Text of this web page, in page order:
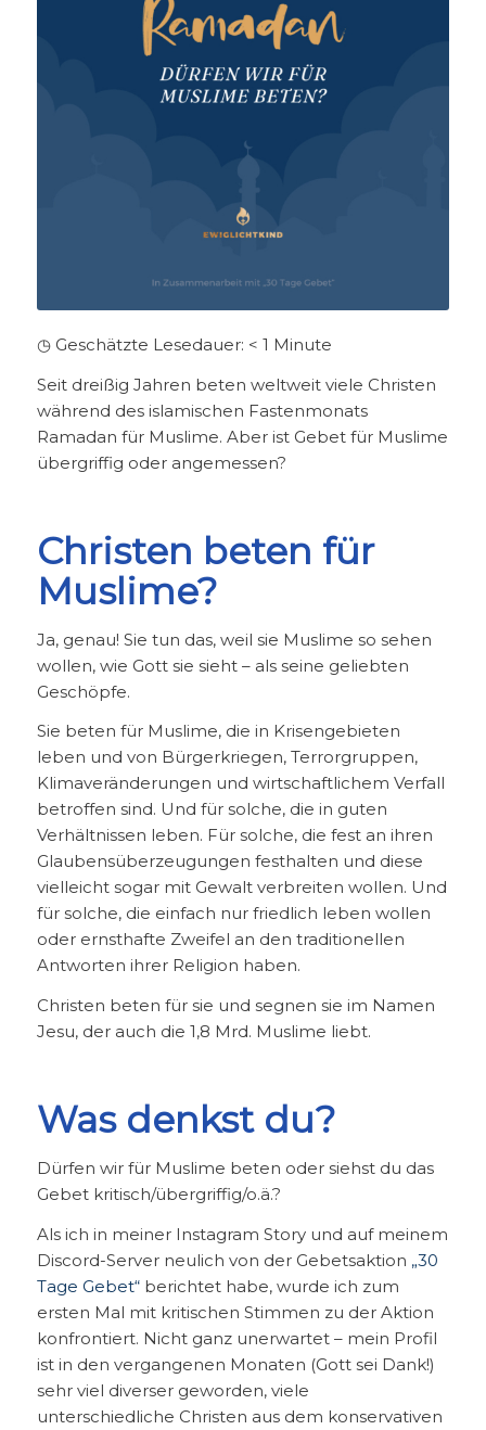
◷ Geschätzte Lesedauer: < 1 Minute
Seit dreißig Jahren beten weltweit viele Christen
während des islamischen Fastenmonats
Ramadan für Muslime. Aber ist Gebet für Muslime
übergriffig oder angemessen?
Christen beten für
Muslime?
Ja, genau! Sie tun das, weil sie Muslime so sehen
wollen, wie Gott sie sieht – als seine geliebten
Geschöpfe.
Sie beten für Muslime, die in Krisengebieten
leben und von Bürgerkriegen, Terrorgruppen,
Klimaveränderungen und wirtschaftlichem Verfall
betroffen sind. Und für solche, die in guten
Verhältnissen leben. Für solche, die fest an ihren
Glaubensüberzeugungen festhalten und diese
vielleicht sogar mit Gewalt verbreiten wollen. Und
für solche, die einfach nur friedlich leben wollen
oder ernsthafte Zweifel an den traditionellen
Antworten ihrer Religion haben.
Christen beten für sie und segnen sie im Namen
Jesu, der auch die 1,8 Mrd. Muslime liebt.
Was denkst du?
Dürfen wir für Muslime beten oder siehst du das
Gebet kritisch/übergriffig/o.ä.?
Als ich in meiner Instagram Story und auf meinem
Discord-Server neulich von der Gebetsaktion „30
Tage Gebet“berichtet habe, wurde ich zum
ersten Mal mit kritischen Stimmen zu der Aktion
konfrontiert. Nicht ganz unerwartet – mein Profil
ist in den vergangenen Monaten (Gott sei Dank!)
sehr viel diverser geworden, viele
unterschiedliche Christen aus dem konservativen